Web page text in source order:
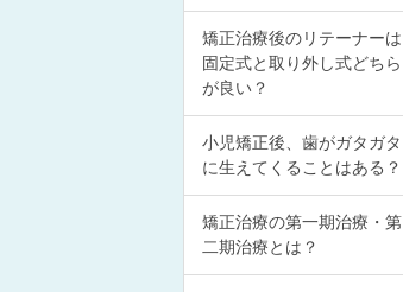
矯正治療後のリテーナーは
固定式と取り外し式どちら
が良い？
小児矯正後、歯がガタガタ
に生えてくることはある？
矯正治療の第一期治療・第
二期治療とは？